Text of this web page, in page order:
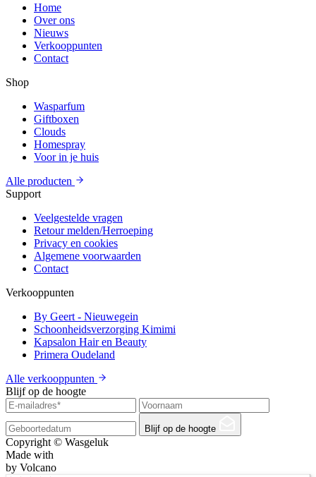
Home
Over ons
Nieuws
Verkooppunten
Contact
Shop
Wasparfum
Giftboxen
Clouds
Homespray
Voor in je huis
Alle producten
Support
Veelgestelde vragen
Retour melden/Herroeping
Privacy en cookies
Algemene voorwaarden
Contact
Verkooppunten
By Geert - Nieuwegein
Schoonheidsverzorging Kimimi
Kapsalon Hair en Beauty
Primera Oudeland
Alle verkooppunten
Blijf op de hoogte
Blijf op de hoogte
Copyright © Wasgeluk
Made with
by Volcano